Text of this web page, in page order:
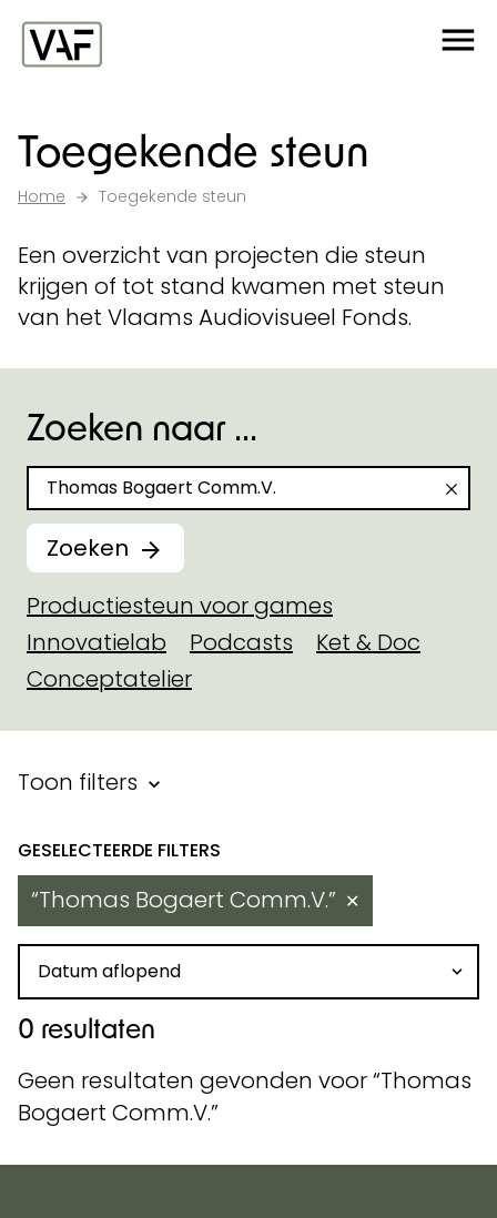
Ga verder naar de inhoud
Toegekende steun
Home Toegekende steun
Een overzicht van projecten die steun
krijgen of tot stand kwamen met steun
van het Vlaams Audiovisueel Fonds.
Zoeken naar ...
Zoeken naar
Zoeken
Productiesteun voor games
Innovatielab
Podcasts
Ket & Doc
Conceptatelier
Filter binnen toegekende
Toon filters
Resultaten
Thomas Bogaert Comm.V. ✕
Sorteren op datum
0 resultaten
Geen resultaten gevonden voor Thomas
Bogaert Comm.V.